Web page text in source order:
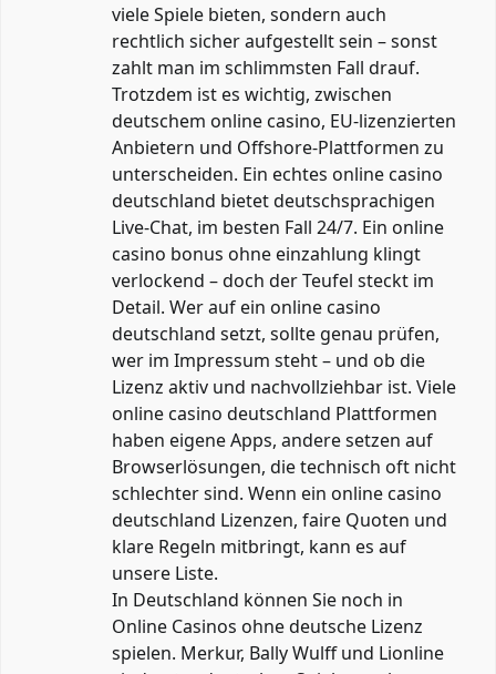
viele Spiele bieten, sondern auch
rechtlich sicher aufgestellt sein – sonst
zahlt man im schlimmsten Fall drauf.
Trotzdem ist es wichtig, zwischen
deutschem online casino, EU-lizenzierten
Anbietern und Offshore-Plattformen zu
unterscheiden. Ein echtes online casino
deutschland bietet deutschsprachigen
Live-Chat, im besten Fall 24/7. Ein online
casino bonus ohne einzahlung klingt
verlockend – doch der Teufel steckt im
Detail. Wer auf ein online casino
deutschland setzt, sollte genau prüfen,
wer im Impressum steht – und ob die
Lizenz aktiv und nachvollziehbar ist. Viele
online casino deutschland Plattformen
haben eigene Apps, andere setzen auf
Browserlösungen, die technisch oft nicht
schlechter sind. Wenn ein online casino
deutschland Lizenzen, faire Quoten und
klare Regeln mitbringt, kann es auf
unsere Liste.
In Deutschland können Sie noch in
Online Casinos ohne deutsche Lizenz
spielen. Merkur, Bally Wulff und Lionline